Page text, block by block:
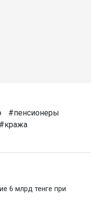
#пенсионеры
#кража
6 млрд тенге при